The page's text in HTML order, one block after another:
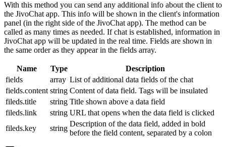
With this method you can send any additional info about the client to
the JivoChat app. This info will be shown in the client's information
panel (in the right side of the JivoChat app). The method can be
called as many times as needed. If chat is established, information in
JivoChat app will be updated in the real time. Fields are shown in
the same order as they appear in the fields array.
Name Type
Description
fields
array List of additional data fields of the chat
fields.content string Content of data field. Tags will be insulated
fileds.title
string Title shown above a data field
fileds.link
string URL that opens when the data field is clicked
fileds.key
string
Description of the data field, added in bold
before the field content, separated by a colon